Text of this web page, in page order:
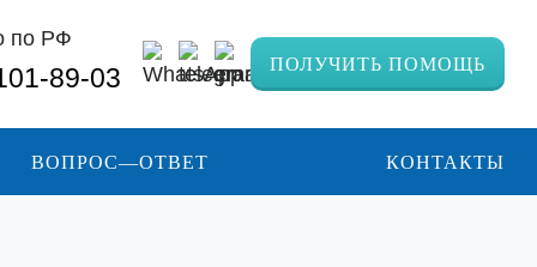
по РФ
89-03 ПОЛУЧИТЬ ПОМОЩЬ
ВОПРОС—ОТВЕТ КОНТАКТЫ